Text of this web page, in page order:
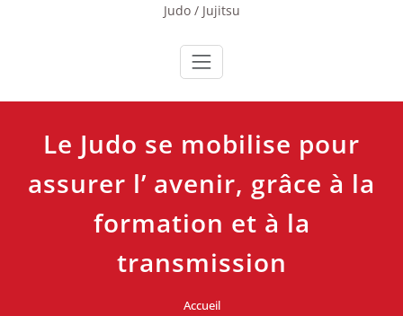
Judo / Jujitsu
Le Judo se mobilise pour
assurer l’ avenir, grâce à la
formation et à la
transmission
Accueil